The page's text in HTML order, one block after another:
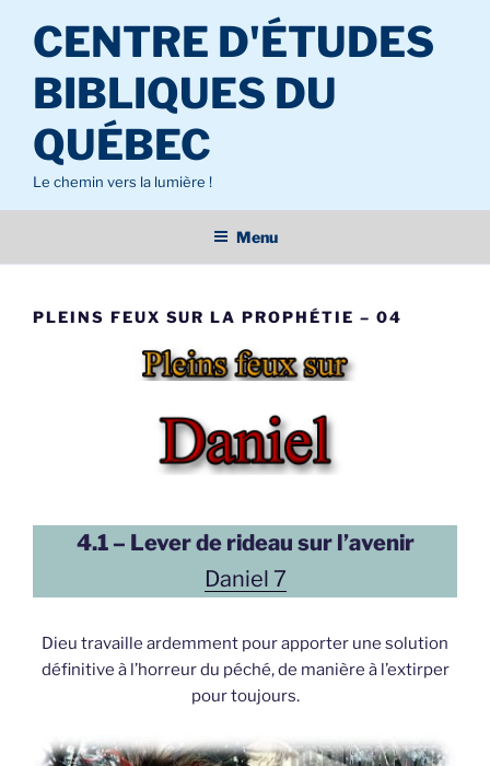
contenu
principal
CENTRE D'ÉTUDES
BIBLIQUES DU
QUÉBEC
Le chemin vers la lumière !
Menu
PLEINS FEUX SUR LA PROPHÉTIE – 04
4.1 – Lever de rideau sur l’avenir
Daniel 7
Dieu travaille ardemment pour apporter une solution
définitive à l’horreur du péché, de manière à l’extirper
pour toujours.